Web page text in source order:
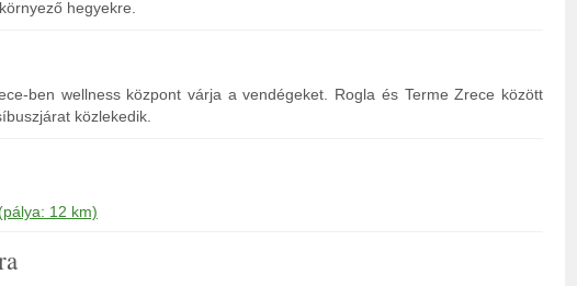
hegyekre.
ben wellness központ várja a vendégeket. Rogla és Terme Zrece között
közlekedik.
12 km)